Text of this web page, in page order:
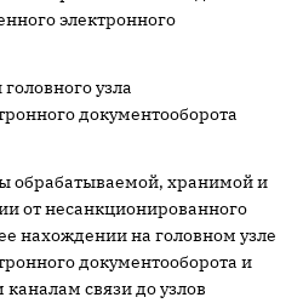
электронного
узла
документооборота
хранимой и
от несанкционированного
нахождении на головном узле
документооборота и
связи до узлов